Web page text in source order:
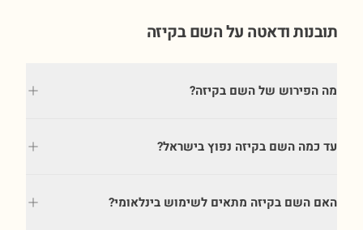
תובנות ודאטה על השםבקיזה
מה הפירוש של השם בקיזה?
עד כמה השם בקיזה נפוץ בישראל?
האם השם בקיזה מתאים לשימוש בינלאומי?